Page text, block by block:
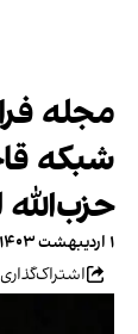
مجله
شبکه
حزب‌الله
۱ اردیبهشت ۱۴۰۳، ۱۷:۳۰ (‎+۱ گرینویچ)
اشتراک‌گذاری